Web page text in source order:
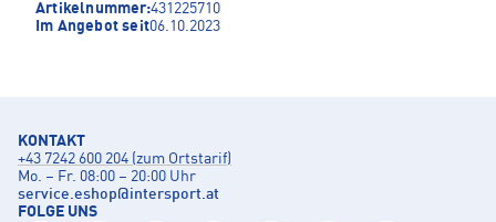
Artikelnummer:431225710
Im Angebot seit06.10.2023
KONTAKT
+43 7242 600 204 (zum Ortstarif)
Mo. – Fr. 08:00 – 20:00 Uhr
service.eshop@intersport.at
FOLGE UNS